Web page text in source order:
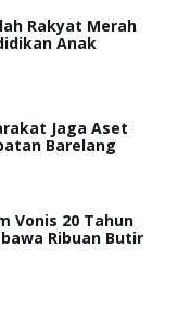
Rakyat Merah
Anak
Jaga Aset
Barelang
Vonis 20 Tahun
Ribuan Butir